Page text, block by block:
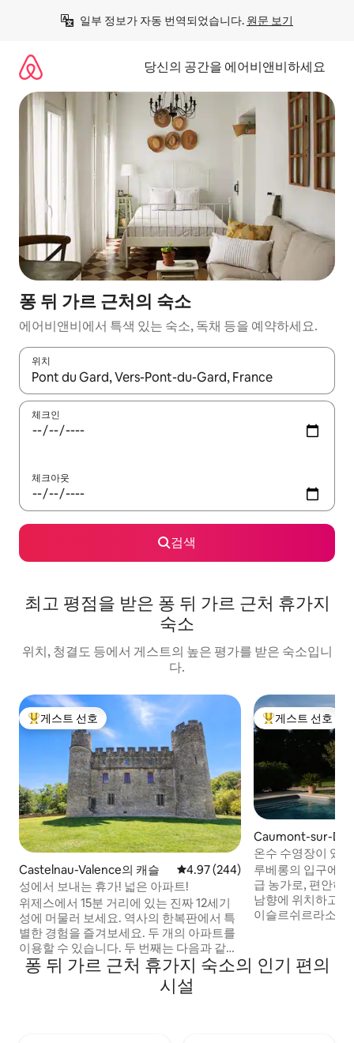
일부 정보가 자동 번역되었습니다. 원문 보기
당신의 공간을 에어비앤비하세요
퐁 뒤 가르 근처의 숙소
에어비앤비에서 특색 있는 숙소, 독채 등을 예약하세요.
위치
결과가 나오면 위·아래 화살표 키를 사용하거나 터치 또는 스와이
체크인
체크아웃
검색
최고 평점을 받은 퐁 뒤 가르 근처 휴가지
숙소
위치, 청결도 등에서 게스트의 높은 평가를 받은 숙소입니
다.
상위 게스트 선호
게스트 선호
Castelnau-Valence의 캐슬 평점 4.97점(5점 만점), 후기 244
4.97 (244)
성에서 보내는 휴가! 넓은 아파트!
위제스에서 15분 거리에 있는 진짜 12세기
성에 머물러 보세요. 역사의 한복판에서 특
별한 경험을 즐겨보세요. 두 개의 아파트를
이용할 수 있습니다. 두 번째는 다음과 같습
니다.
airbnb.com/h/chateaudecastelnauvalence
우제스에서 15분 거리에 있는 작은 마을의
상위 게스트 선호
게스트 선호
Caumont-sur-
온수 수영장이 있
루베롱의 입구에
급 농가로, 편안하
남향에 위치하고,
이슬르쉬르라소르
나무, 프로방스의
져 있습니다. 가을에는 친구나 가족과 함께
퐁 뒤 가르 근처 휴가지 숙소의 인기 편의
시설